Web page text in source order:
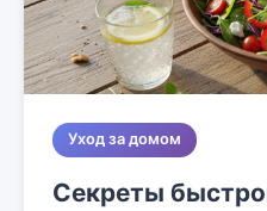
Уход за домом
Секреты